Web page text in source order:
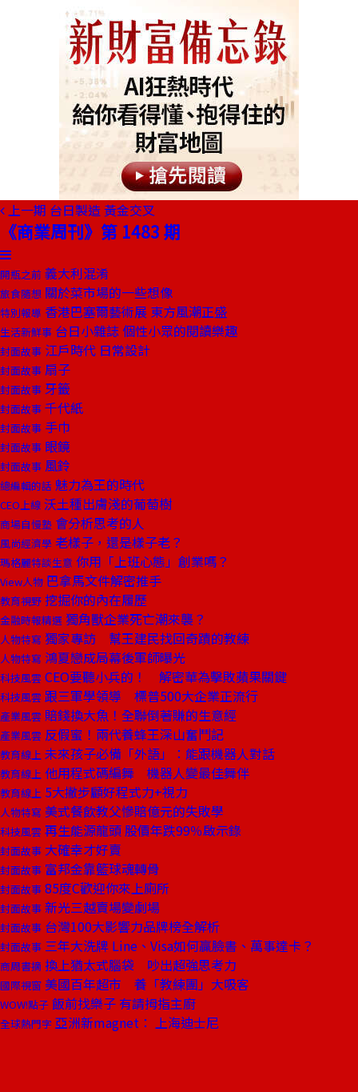
上一期 台日製造 黃金交叉
《商業周刊》第 1483 期
開瓶之前 義大利混淆
旅食隨想 關於菜市場的一些想像
特別報導 香港巴塞爾藝術展 東方風潮正盛
生活新鮮事 台日小雜誌 個性小眾的閱讀樂趣
封面故事 江戶時代 日常設計
封面故事 扇子
封面故事 牙籤
封面故事 千代紙
封面故事 手巾
封面故事 眼鏡
封面故事 風鈴
總編輯的話 魅力為王的時代
CEO上線 沃土種出膚淺的葡萄樹
商場自慢塾 會分析思考的人
風尚經濟學 老樣子，還是樣子老？
瑪格麗特談生意 你用「上班心態」創業嗎？
View人物 巴拿馬文件解密推手
教育視野 挖掘你的內在履歷
金融時報精選 獨角獸企業死亡潮來襲？
人物特寫 獨家專訪 幫王建民找回奇蹟的教練
人物特寫 鴻夏戀成局幕後軍師曝光
科技風雲 CEO要聽小兵的！ 解密華為擊敗蘋果關鍵
科技風雲 跟三軍學領導 標普500大企業正流行
產業風雲 賠錢換大魚！全聯倒著賺的生意經
產業風雲 反假蜜！兩代養蜂王深山奮鬥記
教育線上 未來孩子必備「外語」：能跟機器人對話
教育線上 他用程式碼編舞 機器人變最佳舞伴
教育線上 5大撇步顧好程式力+視力
人物特寫 美式餐飲教父慘賠億元的失敗學
科技風雲 再生能源龍頭 股價年跌99％啟示錄
封面故事 大確幸才好賣
封面故事 富邦金靠籃球魂轉骨
封面故事 85度C歡迎你來上廁所
封面故事 新光三越賣場變劇場
封面故事 台灣100大影響力品牌榜全解析
封面故事 三年大洗牌 Line、Visa如何贏臉書、萬事達卡？
商周書摘 換上猶太式腦袋 吵出超強思考力
國際視窗 美國百年超市 養「教練團」大吸客
WOW!點子 飯前找樂子 有請拇指主廚
全球熱門字 亞洲新magnet： 上海迪士尼